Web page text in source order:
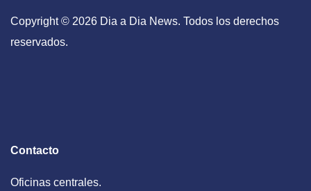
Copyright © 2026 Dia a Dia News. Todos los derechos
reservados.
Contacto
Oficinas centrales.